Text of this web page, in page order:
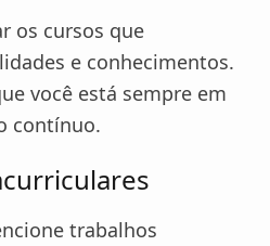
os cursos que
e conhecimentos.
você está sempre em
contínuo.
trabalhos